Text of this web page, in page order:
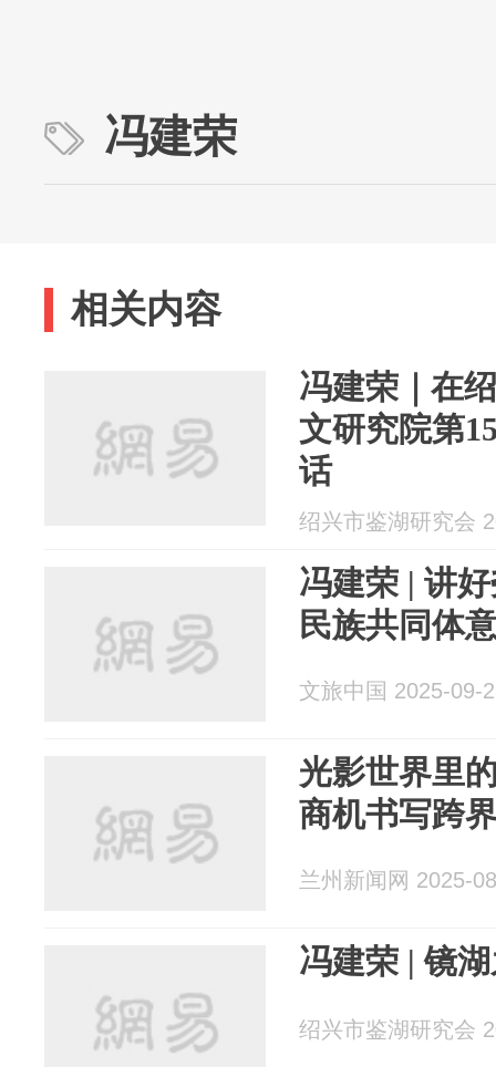
冯建荣
相关内容
冯建荣｜在
文研究院第
话
绍兴市鉴湖研究会
冯建荣 | 讲
民族共同体
文旅中国 2025-09-
光影世界里
商机书写跨
兰州新闻网 2025-
冯建荣 | 镜
绍兴市鉴湖研究会